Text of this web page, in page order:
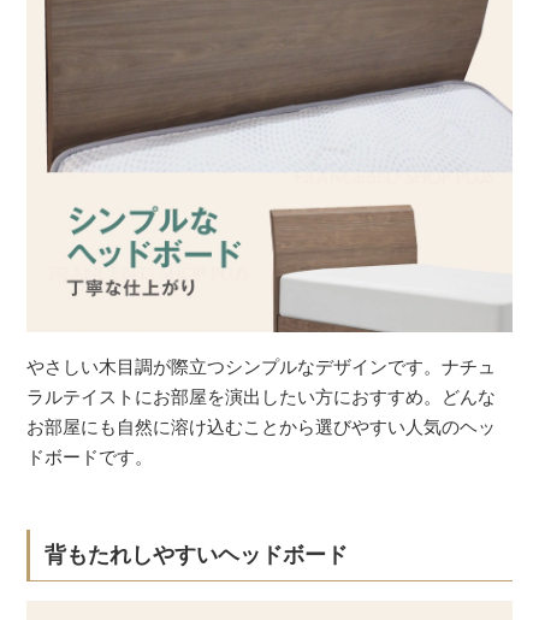
やさしい木目調が際立つシンプルなデザインです。ナチュ
ラルテイストにお部屋を演出したい方におすすめ。どんな
お部屋にも自然に溶け込むことから選びやすい人気のヘッ
ドボードです。
背もたれしやすいヘッドボード